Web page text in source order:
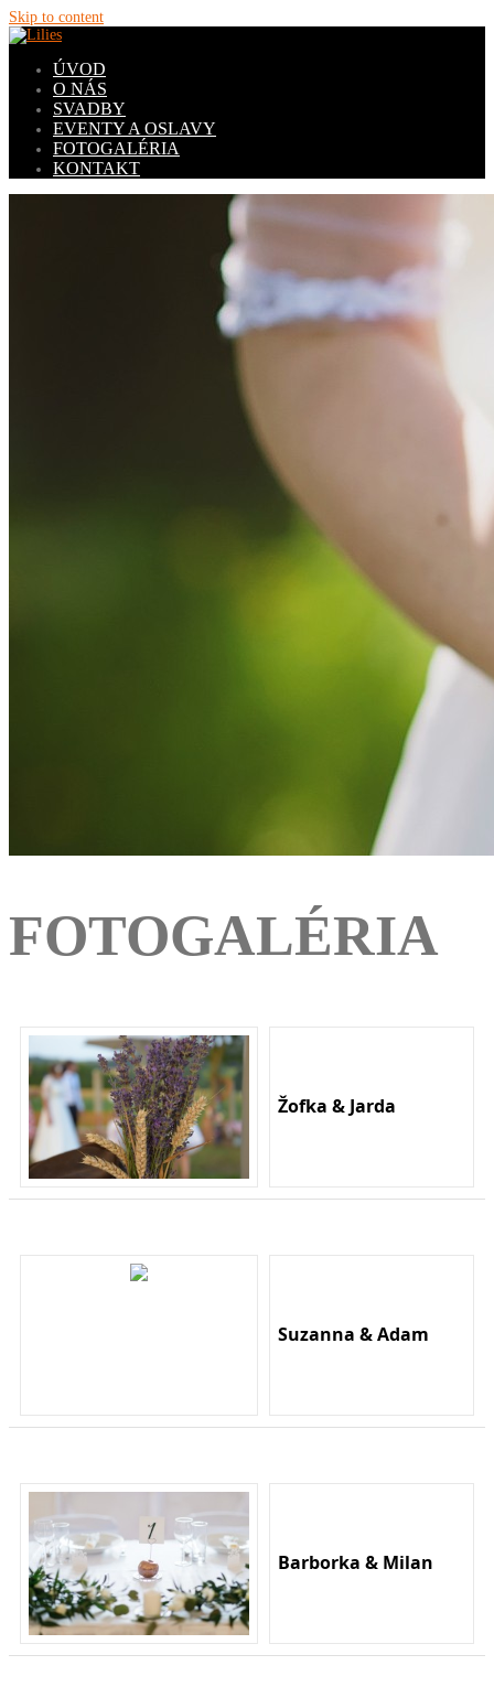
Skip to content
ÚVOD
O NÁS
SVADBY
EVENTY A OSLAVY
FOTOGALÉRIA
KONTAKT
FOTOGALÉRIA
Žofka & Jarda
Suzanna & Adam
Barborka & Milan